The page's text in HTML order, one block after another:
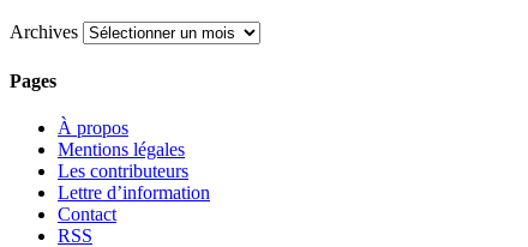
Archives
Pages
À propos
Mentions légales
Les contributeurs
Lettre d’information
Contact
RSS